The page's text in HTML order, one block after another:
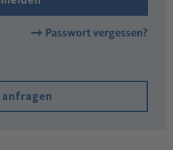
Passwort vergessen?
anfragen